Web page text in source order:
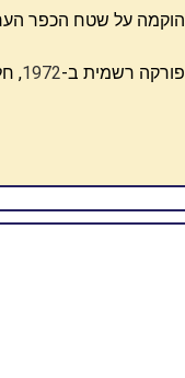
הוקמה על שטח הכפר
פורקה רשמית ב-1972
,